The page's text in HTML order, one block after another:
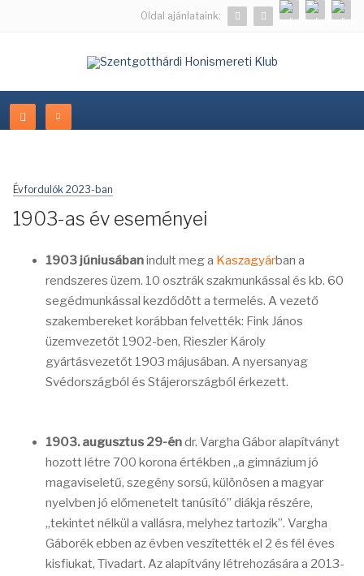
Oldal ajánlataink:
Évfordulók 2023-ban
1903-as év eseményei
1903 júniusábanindult meg a Kaszagyárban a
rendszeres üzem. 10 osztrák szakmunkással és kb. 60
segédmunkással kezdődött a termelés. A vezető
szakembereket korábban felvették: Fink János
üzemvezetőt 1902-ben, Rieszler Károly
gyártásvezetőt 1903 májusában. A nyersanyag
Svédországból és Stájerországból érkezett.
1903. augusztus 29-éndr. Vargha Gábor alapítványt
hozott létre 700 korona értékben „a gimnázium jó
magaviseletű, szegény sorsú, különösen a magyar
nyelvben jó előmenetelt tanúsító” diákja részére,
„tekintet nélkül a vallásra, melyhez tartozik”. Vargha
Gáborék ebben az évben veszítették el 2 és fél éves
kisfiukat, Tivadart. Az alapítvány létrehozására a 2013-